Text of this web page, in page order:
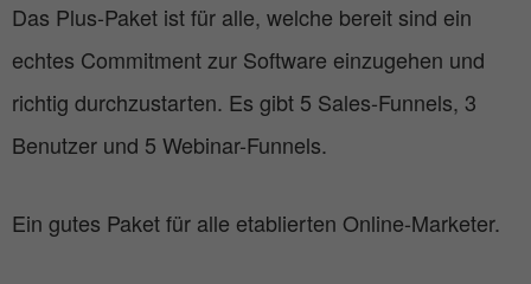
Das Plus-Paket ist für alle, welche bereit sind ein
echtes Commitment zur Software einzugehen und
richtig durchzustarten. Es gibt 5 Sales-Funnels, 3
Benutzer und 5 Webinar-Funnels.
Ein gutes Paket für alle etablierten Online-Marketer.